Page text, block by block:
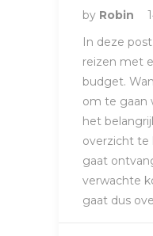
by Robin
In deze
reizen met
budget.
om te gaan
het
overzicht te
gaat
verwachte
gaat dus